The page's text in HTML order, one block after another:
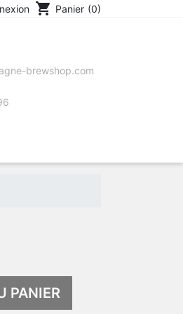
shopping_cart Panier (0)
brewshop.com
PANIER